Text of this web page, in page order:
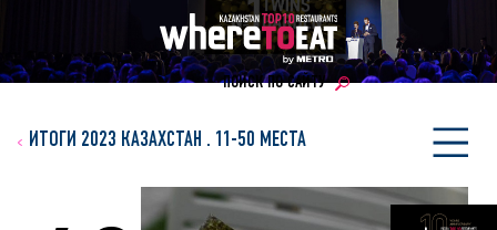
ПОИСК ПО САЙТУ
ИТОГИ 2023 КАЗАХСТАН . 11-50 МЕСТА